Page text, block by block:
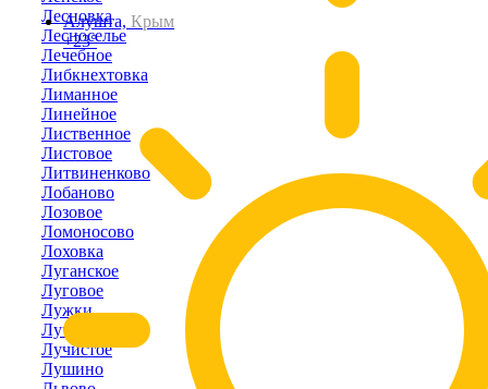
Алушта, Крым
+23°
Лесновка
Лесноселье
Лечебное
Либкнехтовка
Лиманное
Линейное
Лиственное
Листовое
Литвиненково
Лобаново
Лозовое
Ломоносово
Лоховка
Луганское
Луговое
Лужки
Лучевое
Лучистое
Лушино